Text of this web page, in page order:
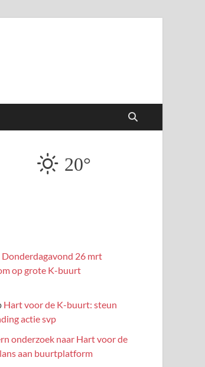
20°
Donderdagavond 26 mrt
op grote K-buurt
Hart voor de K-buurt: steun
actie svp
onderzoek naar Hart voor de
aan buurtplatform